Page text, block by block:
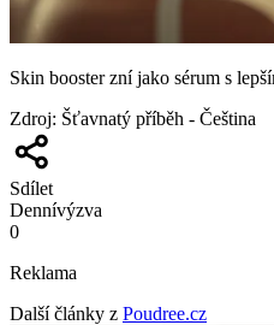
Skin booster zní jako sérum s
Zdroj: Šťavnatý příběh - Čeština
Sdílet
Dennívýzva
0
Reklama
Další články z Poudree.cz